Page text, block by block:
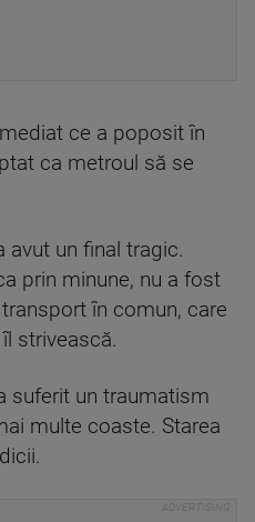
ce a poposit în
ca metroul să se
avut un final tragic.
prin minune, nu a fost
în comun, care
strivească.
suferit un traumatism
multe coaste. Starea